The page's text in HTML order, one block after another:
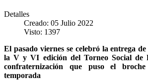
Detalles
Creado: 05 Julio 2022
Visto: 1397
El pasado viernes se celebró la entrega
la V y VI edición del Torneo Social de
confraternización que puso el
temporada